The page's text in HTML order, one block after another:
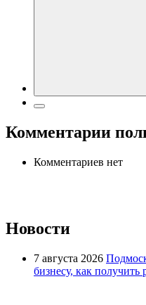
Комментарии
Комментариев нет
Новости
7 августа 2026
бизнесу, как получить